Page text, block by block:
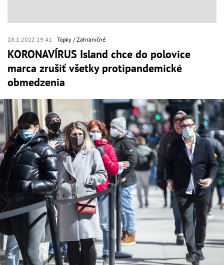
28.1.2022 19:41 Topky Zahraničné
KORONAVÍRUS Island chce do polovice
marca zrušiť všetky protipandemické
obmedzenia